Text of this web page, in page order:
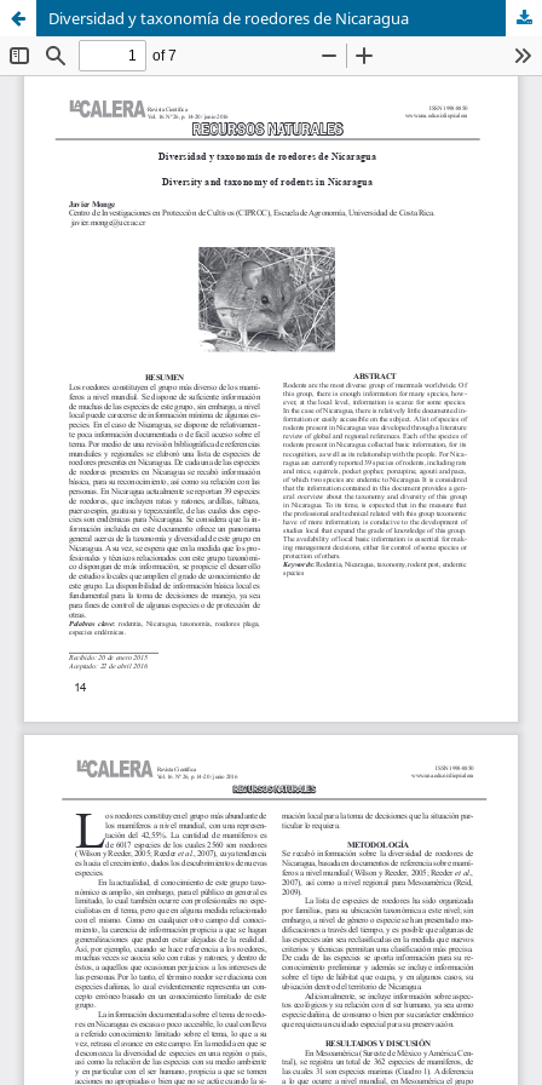
Diversidad y taxonomía de roedores de Nicaragua